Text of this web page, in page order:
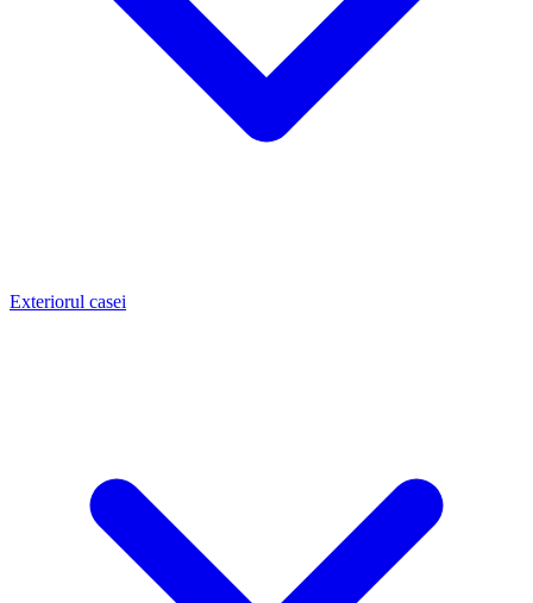
Exteriorul casei